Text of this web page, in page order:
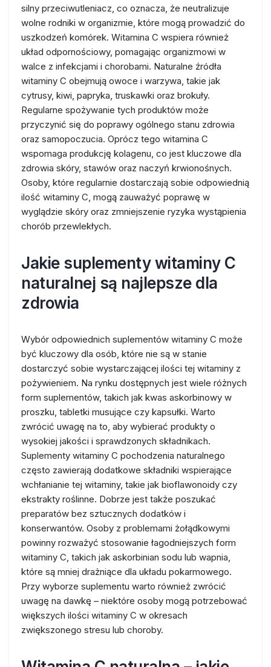
silny przeciwutleniacz, co oznacza, że neutralizuje
wolne rodniki w organizmie, które mogą prowadzić do
uszkodzeń komórek. Witamina C wspiera również
układ odpornościowy, pomagając organizmowi w
walce z infekcjami i chorobami. Naturalne źródła
witaminy C obejmują owoce i warzywa, takie jak
cytrusy, kiwi, papryka, truskawki oraz brokuły.
Regularne spożywanie tych produktów może
przyczynić się do poprawy ogólnego stanu zdrowia
oraz samopoczucia. Oprócz tego witamina C
wspomaga produkcję kolagenu, co jest kluczowe dla
zdrowia skóry, stawów oraz naczyń krwionośnych.
Osoby, które regularnie dostarczają sobie odpowiednią
ilość witaminy C, mogą zauważyć poprawę w
wyglądzie skóry oraz zmniejszenie ryzyka wystąpienia
chorób przewlekłych.
Jakie suplementy witaminy C
naturalnej są najlepsze dla
zdrowia
Wybór odpowiednich suplementów witaminy C może
być kluczowy dla osób, które nie są w stanie
dostarczyć sobie wystarczającej ilości tej witaminy z
pożywieniem. Na rynku dostępnych jest wiele różnych
form suplementów, takich jak kwas askorbinowy w
proszku, tabletki musujące czy kapsułki. Warto
zwrócić uwagę na to, aby wybierać produkty o
wysokiej jakości i sprawdzonych składnikach.
Suplementy witaminy C pochodzenia naturalnego
często zawierają dodatkowe składniki wspierające
wchłanianie tej witaminy, takie jak bioflawonoidy czy
ekstrakty roślinne. Dobrze jest także poszukać
preparatów bez sztucznych dodatków i
konserwantów. Osoby z problemami żołądkowymi
powinny rozważyć stosowanie łagodniejszych form
witaminy C, takich jak askorbinian sodu lub wapnia,
które są mniej drażniące dla układu pokarmowego.
Przy wyborze suplementu warto również zwrócić
uwagę na dawkę – niektóre osoby mogą potrzebować
większych ilości witaminy C w okresach
zwiększonego stresu lub choroby.